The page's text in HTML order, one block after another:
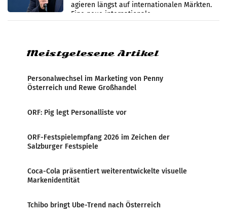
agieren längst auf internationalen Märkten.
Eine neue internationale
Medienresonanzanalyse untersucht die
Meistgelesene Artikel
Personalwechsel im Marketing von Penny
Österreich und Rewe Großhandel
ORF: Pig legt Personalliste vor
ORF-Festspielempfang 2026 im Zeichen der
Salzburger Festspiele
Coca-Cola präsentiert weiterentwickelte visuelle
Markenidentität
Tchibo bringt Ube-Trend nach Österreich